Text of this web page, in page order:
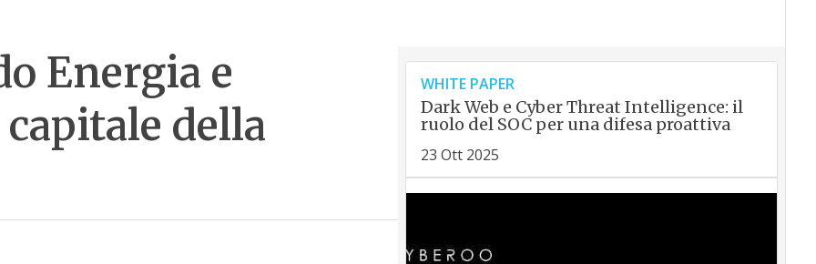
Energia e
della
WHITE PAPER
Dark Web e Cyber Threat Intelligence: il
ruolo del SOC per una difesa proattiva
23 Ott 2025